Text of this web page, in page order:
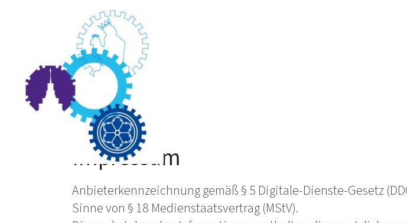
Impressum
Anbieterkennzeichnung gemäß § 5 Digitale-Dienste-Gesetz
Sinne von § 18 Medienstaatsvertrag (MStV).